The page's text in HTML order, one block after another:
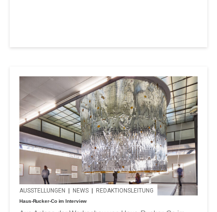
AUSSTELLUNGEN NEWS REDAKTIONSLEITUNG
Haus-Rucker-Co im Interview